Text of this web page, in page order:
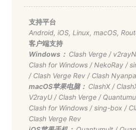
支持平台
Android, iOS, Linux, macOS,
客户端支持
Windows： Clash Verge/ v2rayN
Clash for Windows/ NekoRay/
/ Clash Verge Rev/ Clash
macOS苹果电脑： ClashX/
V2rayU/ Clash Verge/
Clash for Windows/sing-box/
Clash Verge Rev